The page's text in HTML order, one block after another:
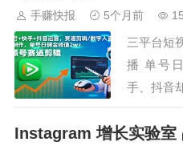
镜头运镜
手赚快报 5个月前
三平台短
播 单号
手、抖音
变现！覆
热门赛道
Instagram 增长实验室